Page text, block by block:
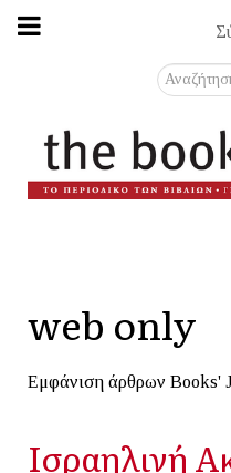
web only
Εμφάνιση άρθρων Books'
Ισραηλινή